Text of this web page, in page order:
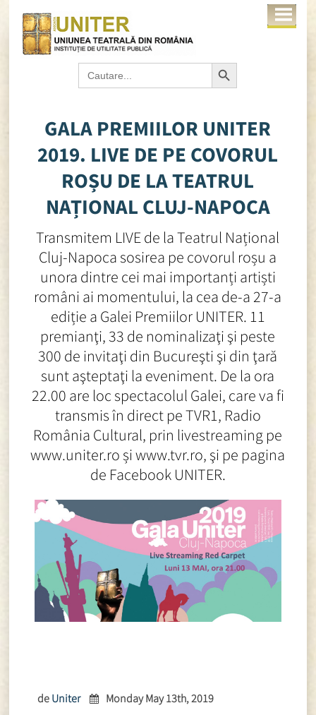
Search
for:
Search Button
GALA PREMIILOR UNITER
2019. LIVE DE PE COVORUL
ROȘU DE LA TEATRUL
NAȚIONAL CLUJ-NAPOCA
Transmitem LIVE de la Teatrul Național
Cluj-Napoca sosirea pe covorul roșu a
unora dintre cei mai importanți artiști
români ai momentului, la cea de-a 27-a
ediție a Galei Premiilor UNITER. 11
premianţi, 33 de nominalizaţi şi peste
300 de invitaţi din Bucureşti şi din ţară
sunt aşteptaţi la eveniment. De la ora
22.00 are loc spectacolul Galei, care va fi
transmis în direct pe TVR1, Radio
România Cultural, prin livestreaming pe
www.uniter.ro și www.tvr.ro, şi pe pagina
de Facebook UNITER.
de Uniter Monday May 13th, 2019